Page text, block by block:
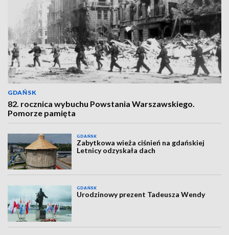
GDAŃSK
82. rocznica wybuchu Powstania Warszawskiego.
Pomorze pamięta
GDAŃSK
Zabytkowa wieża ciśnień na gdańskiej
Letnicy odzyskała dach
GDAŃSK
Urodzinowy prezent Tadeusza Wendy